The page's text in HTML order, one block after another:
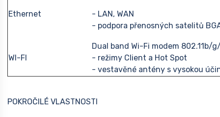
Ethernet
- LAN, WAN
- podpora přenosných satelitů
WI-FI
Dual band Wi-Fi modem 802.11b/
- režimy Client a Hot Spot
- vestavěné antény s vysokou
POKROČILÉ VLASTNOSTI